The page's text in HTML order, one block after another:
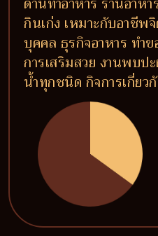
กินเก่ง เหมาะกับอาชี
บุคคล ธุรกิจอาหาร ทำ
การเสริมสวย งานพบป
น้ำทุกชนิด กิจการเกี่ยว